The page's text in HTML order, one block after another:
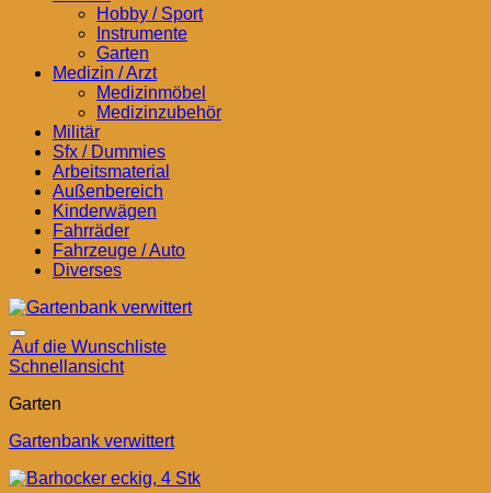
Hobby / Sport
Instrumente
Garten
Medizin / Arzt
Medizinmöbel
Medizinzubehör
Militär
Sfx / Dummies
Arbeitsmaterial
Außenbereich
Kinderwägen
Fahrräder
Fahrzeuge / Auto
Diverses
Auf die Wunschliste
Schnellansicht
Garten
Gartenbank verwittert